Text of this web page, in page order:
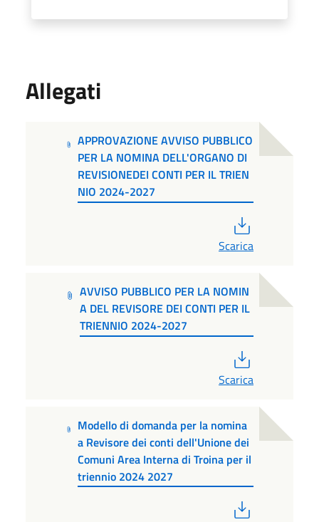
Allegati
APPROVAZIONE AVVISO PUBBLICO
PER LA NOMINA DELL'ORGANO DI
REVISIONEDEI CONTI PER IL TRIEN
NIO 2024-2027
Scarica
AVVISO PUBBLICO PER LA NOMIN
A DEL REVISORE DEI CONTI PER IL
TRIENNIO 2024-2027
Scarica
Modello di domanda per la nomina
a Revisore dei conti dell'Unione dei
Comuni Area Interna di Troina per il
triennio 2024 2027